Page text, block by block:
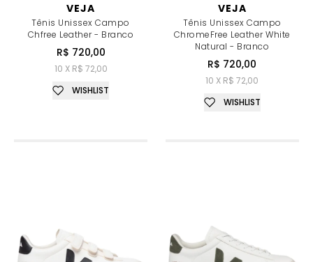
VEJA
Tênis Unissex Campo
Chfree Leather - Branco
R$ 720,00
10 X R$ 72,00
WISHLIST
VEJA
Tênis Unissex Campo
ChromeFree Leather White
Natural - Branco
R$ 720,00
10 X R$ 72,00
WISHLIST